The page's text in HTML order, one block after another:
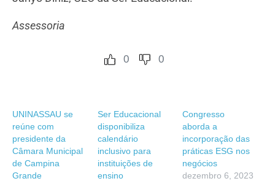
Assessoria
0 0
UNINASSAU se
reúne com
presidente da
Câmara Municipal
de Campina
Grande
Ser Educacional
disponibiliza
calendário
inclusivo para
instituições de
ensino
Congresso
aborda a
incorporação das
práticas ESG nos
negócios
dezembro 6, 2023